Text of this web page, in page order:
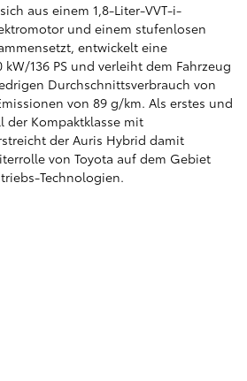
aus einem 1,8-Liter-VVT-i-
und einem stufenlosen
entwickelt eine
136 PS und verleiht dem Fahrzeug
Durchschnittsverbrauch von
von 89 g/km. Als erstes und
der Kompaktklasse mit
der Auris Hybrid damit
von Toyota auf dem Gebiet
Technologien.